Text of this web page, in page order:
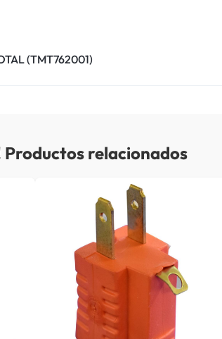
(TMT762001)
Productos relacionados